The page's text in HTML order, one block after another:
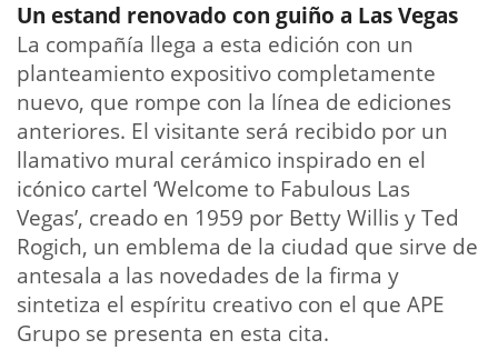
Un estand renovado con guiño a Las Vegas
La compañía llega a esta edición con un
planteamiento expositivo completamente
nuevo, que rompe con la línea de ediciones
anteriores. El visitante será recibido por un
llamativo mural cerámico inspirado en el
icónico cartel ‘Welcome to Fabulous Las
Vegas’, creado en 1959 por Betty Willis y Ted
Rogich, un emblema de la ciudad que sirve de
antesala a las novedades de la firma y
sintetiza el espíritu creativo con el que APE
Grupo se presenta en esta cita.